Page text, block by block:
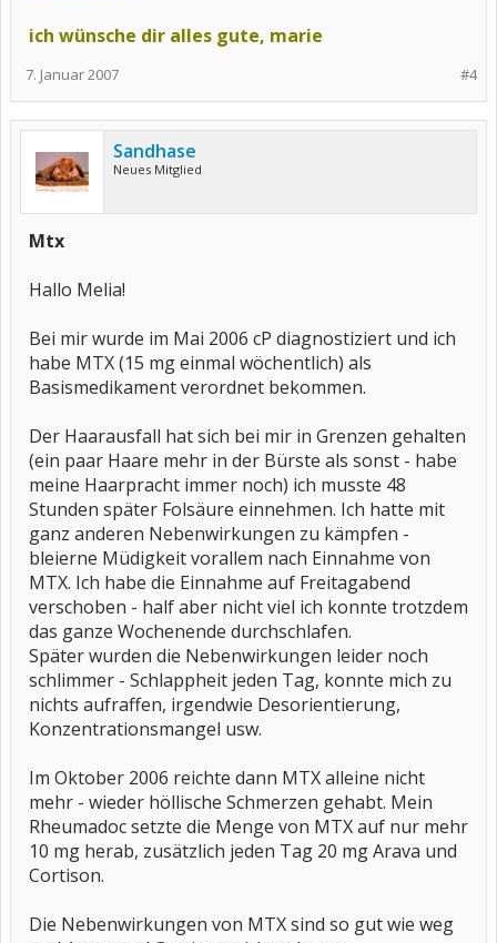
ich wünsche dir alles gute, marie
#4
7. Januar 2007
Sandhase
Neues Mitglied
Mtx
Hallo Melia!
Bei mir wurde im Mai 2006 cP diagnostiziert und ich
habe MTX (15 mg einmal wöchentlich) als
Basismedikament verordnet bekommen.
Der Haarausfall hat sich bei mir in Grenzen gehalten
(ein paar Haare mehr in der Bürste als sonst - habe
meine Haarpracht immer noch) ich musste 48
Stunden später Folsäure einnehmen. Ich hatte mit
ganz anderen Nebenwirkungen zu kämpfen -
bleierne Müdigkeit vorallem nach Einnahme von
MTX. Ich habe die Einnahme auf Freitagabend
verschoben - half aber nicht viel ich konnte trotzdem
das ganze Wochenende durchschlafen.
Später wurden die Nebenwirkungen leider noch
schlimmer - Schlappheit jeden Tag, konnte mich zu
nichts aufraffen, irgendwie Desorientierung,
Konzentrationsmangel usw.
Im Oktober 2006 reichte dann MTX alleine nicht
mehr - wieder höllische Schmerzen gehabt. Mein
Rheumadoc setzte die Menge von MTX auf nur mehr
10 mg herab, zusätzlich jeden Tag 20 mg Arava und
Cortison.
Die Nebenwirkungen von MTX sind so gut wie weg